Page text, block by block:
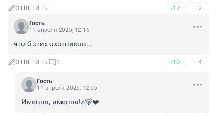
ОТВЕТИТЬ +17 –2
Гость
11 апреля 2025, 12:16
что б этих охотников...
ОТВЕТИТЬ 1 +10 –4
Гость
11 апреля 2025, 12:55
Именно, именно!✊🐻❤️